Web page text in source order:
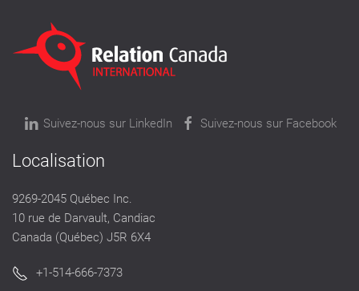
Suivez-nous sur LinkedIn Suivez-nous sur Facebook
Localisation
9269-2045 Québec Inc.
10 rue de Darvault, Candiac
Canada (Québec) J5R 6X4
+1-514-666-7373